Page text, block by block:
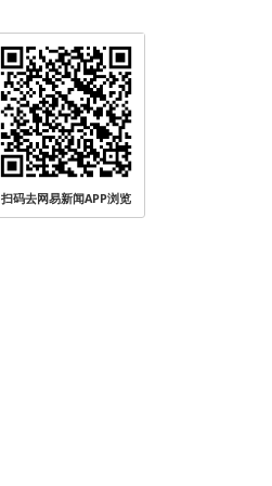
扫码去网易新闻APP浏览